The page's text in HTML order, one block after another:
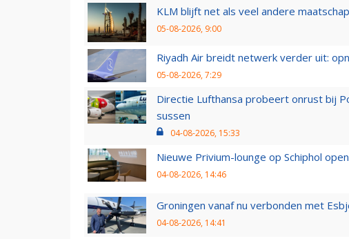
KLM blijft net als veel andere
05-08-2026, 9:00
Riyadh Air breidt netwerk verder uit:
05-08-2026, 7:29
Directie Lufthansa probeert onrust bij
sussen
04-08-2026, 15:33
Nieuwe Privium-lounge op Schiphol
04-08-2026, 14:46
Groningen vanaf nu verbonden met
04-08-2026, 14:41